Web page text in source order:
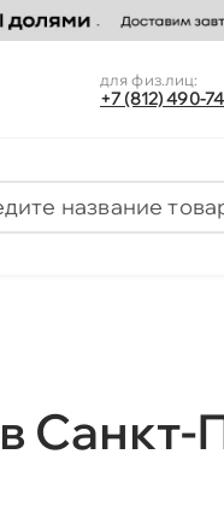
для физ.лиц:
+7 (812) 490-
Санкт-